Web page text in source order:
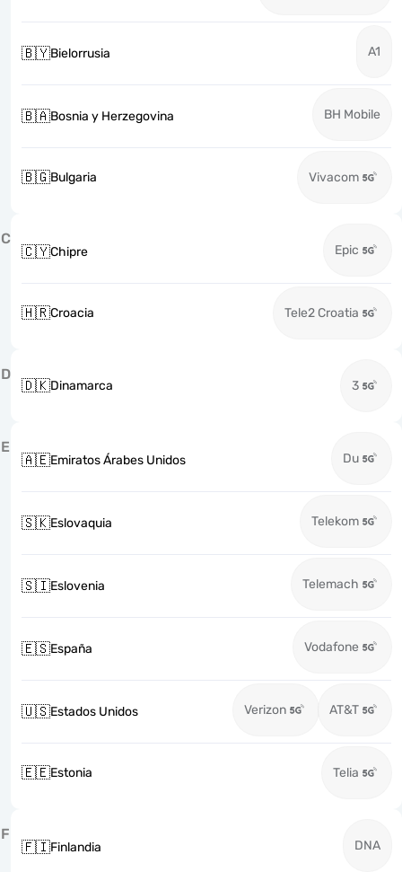
🇧🇾Bielorrusia A1
🇧🇦Bosnia y Herzegovina BH Mobile
🇧🇬Bulgaria Vivacom
C
🇨🇾Chipre Epic
🇭🇷Croacia Tele2 Croatia
D
🇩🇰Dinamarca 3
E
🇦🇪Emiratos Árabes Unidos Du
🇸🇰Eslovaquia Telekom
🇸🇮Eslovenia Telemach
🇪🇸España Vodafone
🇺🇸Estados Unidos Verizon AT&T
🇪🇪Estonia Telia
F
🇫🇮Finlandia DNA